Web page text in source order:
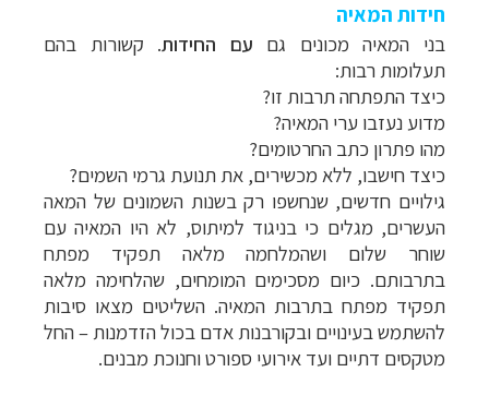
חידות המאיה
בני המאיה מכונים גם עם החידות. קשורות בהם
תעלומות רבות:
כיצד התפתחה תרבות זו?
מדוע נעזבו ערי המאיה?
מהו פתרון כתב החרטומים?
כיצד חישבו, ללא מכשירים, את תנועת גרמי השמים?
גילויים חדשים, שנחשפו רק בשנות השמונים של המאה
העשרים, מגלים כי בניגוד למיתוס, לא היו המאיה עם
שוחר שלום ושהמלחמה מלאה תפקיד מפתח
בתרבותם. כיום מסכימים המומחים, שהלחימה מלאה
תפקיד מפתח בתרבות המאיה. השליטים מצאו סיבות
להשתמש בעינויים ובקורבנות אדם בכול הזדמנות – החל
מטקסים דתיים ועד אירועי ספורט וחנוכת מבנים.